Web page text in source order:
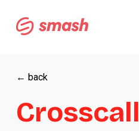
Crosscall
← back